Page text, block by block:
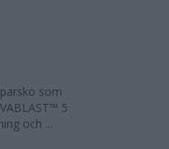
som
5
och ...